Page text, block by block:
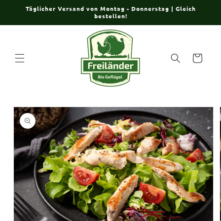
zumTäglicher Versand von Montag - Donnerstag | Gleich
bestellen!
Warenkorb